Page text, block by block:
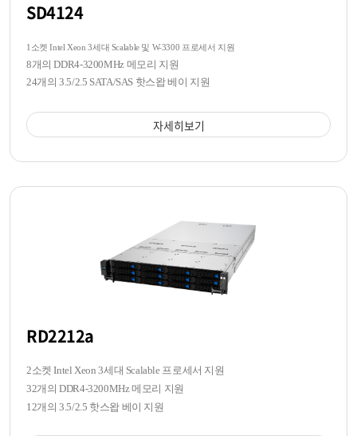
SD4124
1소켓 Intel Xeon 3세대 Scalable 및 W-3300 프로세서 지원
8개의 DDR4-3200MHz 메모리 지원
24개의 3.5/2.5 SATA/SAS 핫스왑 베이 지원
자세히보기
RD2212a
2소켓 Intel Xeon 3세대 Scalable 프로세서 지원
32개의 DDR4-3200MHz 메모리 지원
12개의 3.5/2.5 핫스왑 베이 지원